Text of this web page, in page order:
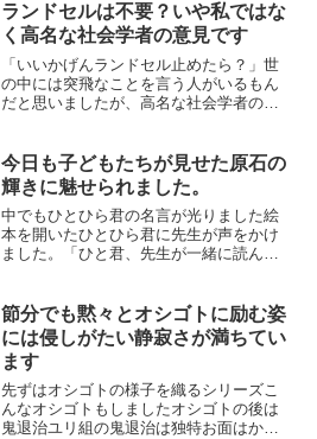
ランドセルは不要？いや私ではな
く高名な社会学者の意見です
「いいかげんランドセル止めたら？」世
の中には突飛なことを言う人がいるもん
だと思いましたが、高名な社会学者の意
ントだから男の子は黒、女の子は赤にな
る、とも。今朝の南風録に...
今日も子どもたちが見せた原石の
輝きに魅せられました。
中でもひとひら君の名言が光りました絵
本を開いたひとひら君に先生が声をかけ
ました。「ひと君、先生が一緒に読んで
て！子どもたちのストレスは深刻です。
と書くと思わず「えっ？」...
節分でも黙々とオシゴトに励む姿
には侵しがたい静寂さが満ちてい
ます
先ずはオシゴトの様子を織るシリーズこ
んなオシゴトもしましたオシゴトの後は
鬼退治ユリ組の鬼退治は独特お面はかぶ